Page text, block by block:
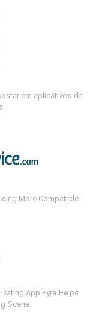
em aplicativos de
More Compatible
App Fyra Helps
Scene